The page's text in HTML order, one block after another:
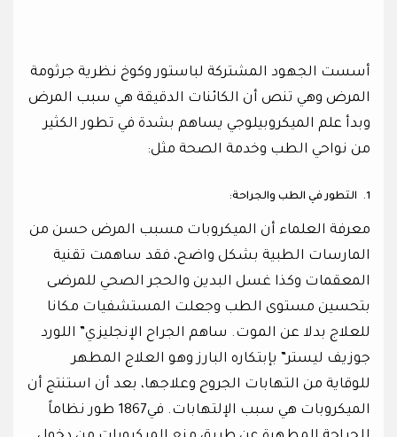
أسست الجهود المشتركة لباستور وكوخ نظرية جرثومة
المرض وهي تنص أن الكائنات الدقيقة هي سبب المرض
وبدأ علم الميكروبيلوجي يساهم بشدة في تطور الكثير
من نواحي الطب وخدمة الصحة مثل:
1. التطور في الطب والجراحة:
معرفة العلماء أن الميكروبات مسبب المرض حسن من
المارسات الطبية بشكل واضح، فقد ساهمت تقنية
المعقمات وكذا غسل البدين والحجر الصحي للمرضى
بتحسين مستوى الطب وجعلت المستشفيات مكانا
للعلاج بدلا عن الموت. ساهم الجراح الإنجليزي” اللورد
جوزيف ليستر” بإبتكاره البارز وهو العلاج المطهر
للوقاية من التهابات الجروح وعلاجها، بعد أن استنتج أن
الميكروبات هي سبب الإلتهابات. في1867 طور نظاماً